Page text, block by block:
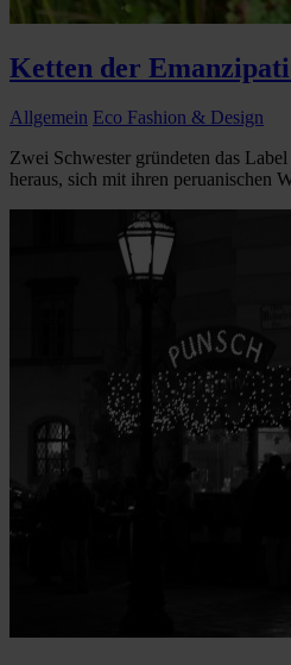
Ketten der
Allgemein Eco Fashion & Design
Zwei Schwester gründeten das
heraus, sich mit ihren peruanischen